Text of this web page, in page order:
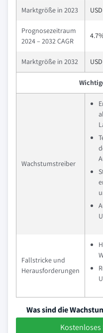
Marktgröße in 2023
Prognosezeitraum
2024 – 2032 CAGR
Marktgröße in 2032
Wachstumstreiber
Fallstricke und
Herausforderungen
Was sind die